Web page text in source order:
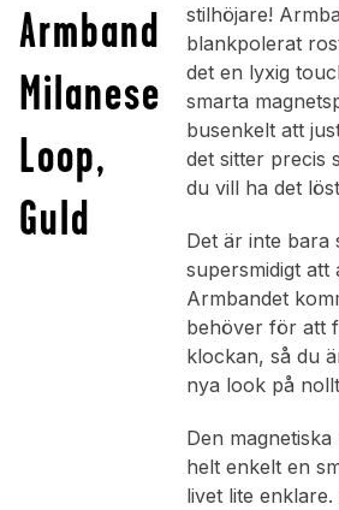
Armband
Milanese
Loop,
Guld
stilhöjare!
blankpolerat
det en lyxig
smarta
busenkelt att
det sitter precis
du vill ha det
Det är inte bara
supersmidigt att
Armbandet
behöver för att
klockan, så du
nya look på
Den
helt enkelt en
livet lite